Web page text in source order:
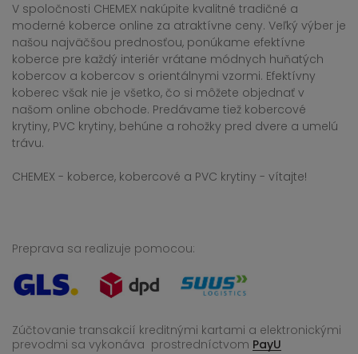
V spoločnosti CHEMEX nakúpite kvalitné tradičné a
moderné koberce online za atraktívne ceny. Veľký výber je
našou najväčšou prednosťou, ponúkame efektívne
koberce pre každý interiér vrátane módnych huňatých
kobercov a kobercov s orientálnymi vzormi. Efektívny
koberec však nie je všetko, čo si môžete objednať v
našom online obchode. Predávame tiež kobercové
krytiny, PVC krytiny, behúne a rohožky pred dvere a umelú
trávu.
CHEMEX - koberce, kobercové a PVC krytiny - vítajte!
Preprava sa realizuje pomocou:
Zúčtovanie transakcií kreditnými kartami a elektronickými
prevodmi sa vykonáva prostredníctvom PayU